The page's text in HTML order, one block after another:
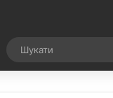
Випадкова стаття